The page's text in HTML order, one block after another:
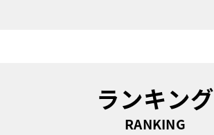
ランキング
RANKING